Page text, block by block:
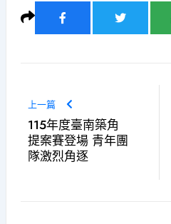
上一篇
115年度臺南築角
提案賽登場 青年團
隊激烈角逐